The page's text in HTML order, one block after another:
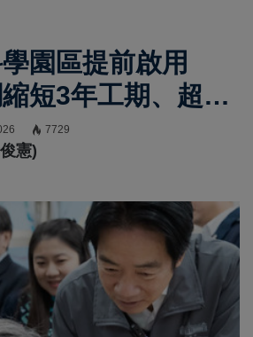
園區提前啟用
短3年工期、超前
灣產業轉型
7729
憲)